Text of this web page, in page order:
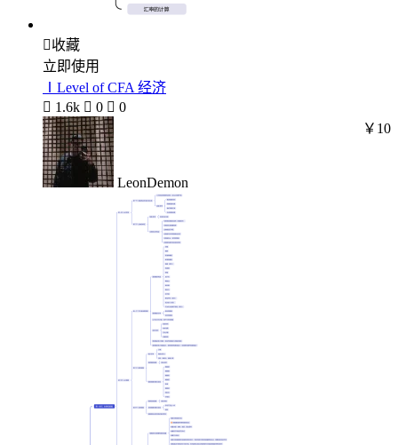
收藏
立即使用
ⅠLevel of CFA 经济
 1.6k  0  0
LeonDemon
￥10